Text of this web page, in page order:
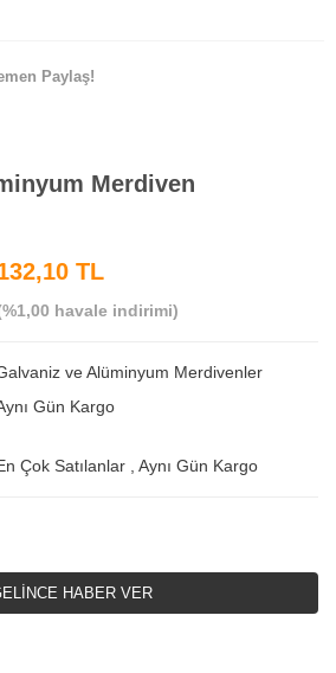
Paylaş!
Merdiven
TL
havale indirimi)
ve Alüminyum Merdivenler
Gün Kargo
Çok Satılanlar ,Aynı Gün Kargo
HABER VER